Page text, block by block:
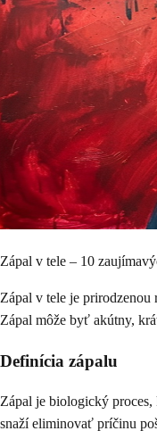
Zápal v tele – 10
Zápal v tele je
Zápal môže byť akútny,
Definícia zápalu
Zápal je biologický
snaží eliminovať príčinu